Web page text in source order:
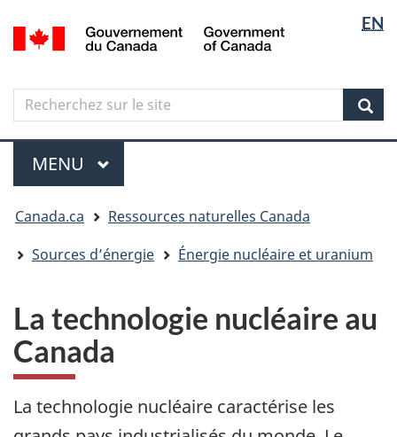
Aller
au
principal
Skip
to
government"
Passer
à
version
simplifiée
langue
EN
Canada
Search
Recherchez
sur
le
site
Menu
MENU PRINCIPAL
êtes
ici
Canada.ca
Ressources naturelles Canada
Sources d’énergie
Énergie nucléaire et uranium
La technologie nucléaire au
Canada
La technologie nucléaire caractérise les